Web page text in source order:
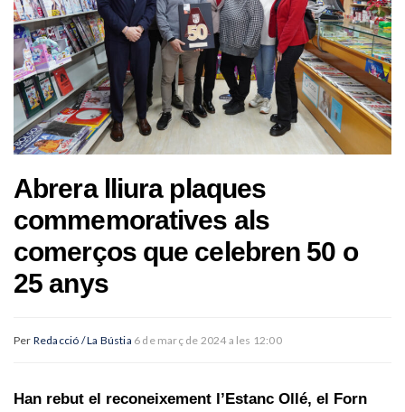
Abrera lliura plaques
commemoratives als
comerços que celebren 50 o
25 anys
Per Redacció / La Bústia 6 de març de 2024 a les 12:00
Han rebut el reconeixement l’Estanc Ollé, el Forn